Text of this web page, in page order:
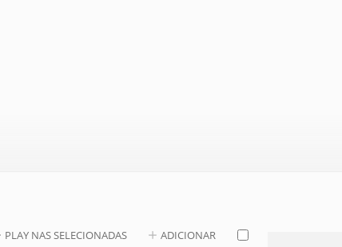
PLAY NAS SELECIONADAS ADICIONAR